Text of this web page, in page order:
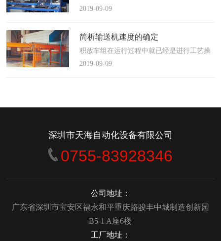
17%。业内把2014年称为“中国工业机器人元
的自动化流水线生产流程不被外人知晓，即
大多数流程都带有某种专有的性质，并且混
合了不同的方法、技术和操作方式，而这最
终将影响一个制造商进行有效竞争的能力。
2019-09-09
简析输送机速度的确定
积放车组在运行过程中就已经是进行工艺操
作的区段，运行速度是由积放小车组的运行
2019-09-09
深圳市天海自动化设备有限公司
0755-83928346
公司地址：
广东省深圳市宝安区福永和平重庆路骏丰中城制造创新园
B5-1 A座6楼
工厂地址：